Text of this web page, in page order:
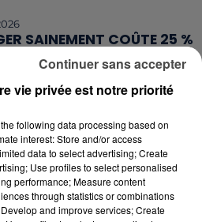
SAINEMENT COÛTE 25 %
CHER QU'IL Y A CINQ ANS,
L’ONU
SONT LES MARQUES QUI
LE MEILLEUR RAPPORT...
vie privée est notre priorité
following data processing based on
interest: Store and/or access
data to select advertising; Create
Use profiles to select personalised
performance; Measure content
through statistics or combinations
and improve services; Create
Continuer sans accepter